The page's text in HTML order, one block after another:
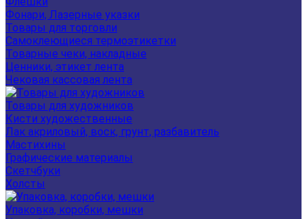
Фонари, Лазерные указки
Товары для торговли
Самоклеющиеся термоэтикетки
Товарные чеки, накладные
Ценники, этикет лента
Чековая кассовая лента
Товары для художников
Кисти художественные
Лак акриловый, воск, грунт, разбавитель
Мастихины
Графические материалы
Скетчбуки
Холсты
Упаковка, коробки, мешки